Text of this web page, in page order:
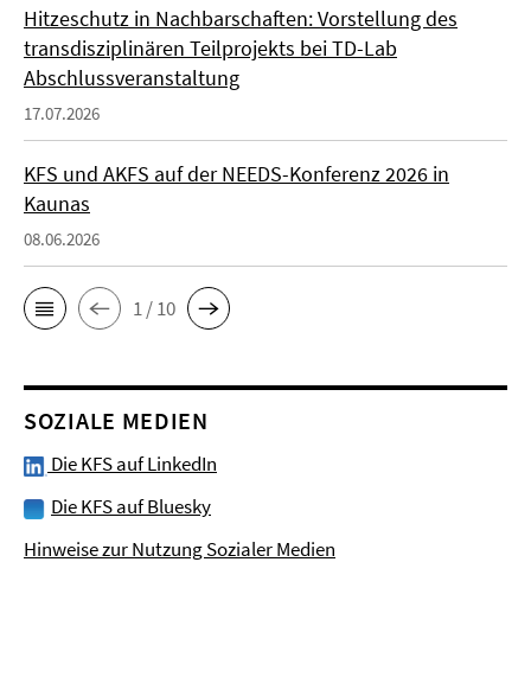
Hitzeschutz in Nachbarschaften: Vorstellung des
transdisziplinären Teilprojekts bei TD-Lab
Abschlussveranstaltung
17.07.2026
KFS und AKFS auf der NEEDS-Konferenz 2026 in
Kaunas
08.06.2026
1 / 10
SOZIALE MEDIEN
Die KFS auf LinkedIn
Die KFS auf Bluesky
Hinweise zur Nutzung Sozialer Medien